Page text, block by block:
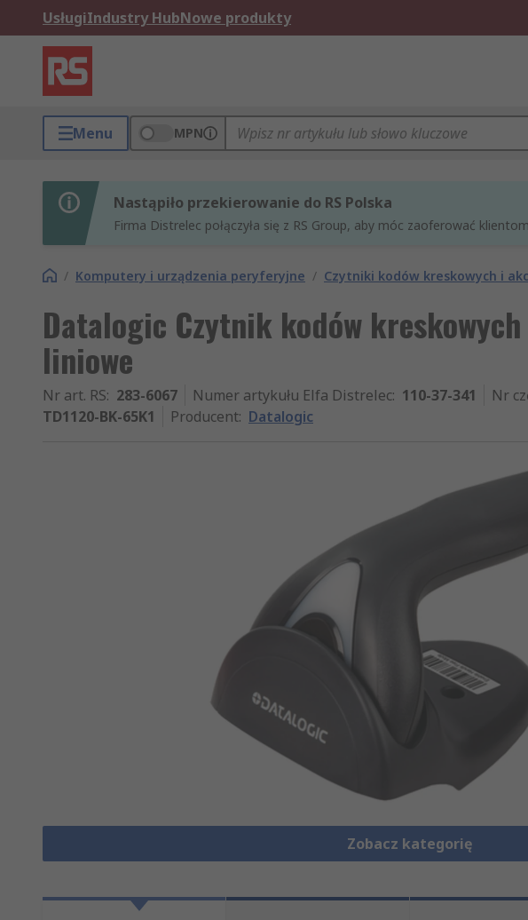
UsługiIndustry HubNowe produkty
Menu MPN
Nastąpiło przekierowanie do RS Polska
Firma Distrelec połączyła się z RS Group, aby móc zaoferować
/ Komputery i urządzenia peryferyjne / Czytniki kodów kreskowych i
Datalogic Czytnik kodów kreskowych
liniowe
Nr art. RS: 283-6067 Numer artykułu Elfa Distrelec: 110-37-341 Nr
TD1120-BK-65K1
Producent: Datalogic
Zobacz kategorię